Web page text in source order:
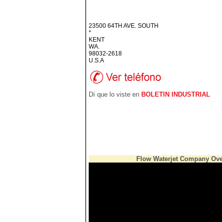
23500 64TH AVE. SOUTH
*
KENT
WA.
98032-2618
U.S.A
Dí que lo viste en BOLETIN INDUSTRIAL
Flow Waterjet Company